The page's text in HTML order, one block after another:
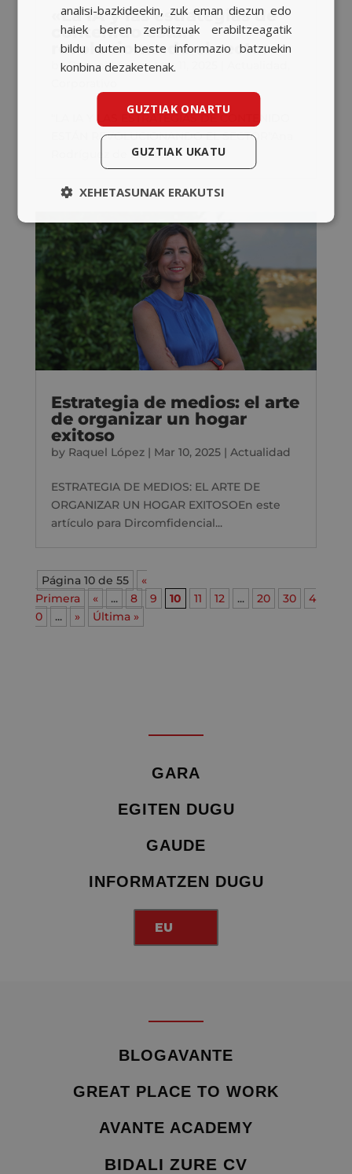
«La IA y las estrategias de
contenido están
revolucionando el sector»
byRaquel López|Mar 11, 2025
"LA IA Y LAS ESTRATEGIAS DE CONTENIDO
ESTÁN REVOLUCIONANDO EL SECTOR"Ana
Rodríguez de Zárate,...
Estrategia de medios: el arte
de organizar un hogar
exitoso
by Raquel López| Mar 10, 2025| Actualidad
ESTRATEGIA DE MEDIOS: EL ARTE DE
ORGANIZAR UN HOGAR EXITOSOEn este
artículo para Dircomfidencial...
Página 10 de 55
«
Primera
« ... 8 9 10 11 12 ... 20 30
4
0
... » Última »
GARA
EGITEN DUGU
GAUDE
INFORMATZEN DUGU
EU
BLOGAVANTE
GREAT PLACE TO WORK
AVANTE ACADEMY
BIDALI ZURE CV
analisi-bazkideekin, zuk eman diezun edo
haiek beren zerbitzuak erabiltzeagatik
bildu duten beste informazio batzuekin
konbina dezaketenak.
GUZTIAK ONARTU
GUZTIAK UKATU
XEHETASUNAK ERAKUTSI